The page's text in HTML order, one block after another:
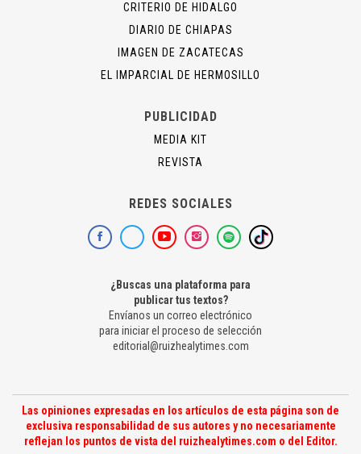
CRITERIO DE HIDALGO
DIARIO DE CHIAPAS
IMAGEN DE ZACATECAS
EL IMPARCIAL DE HERMOSILLO
PUBLICIDAD
MEDIA KIT
REVISTA
REDES SOCIALES
¿Buscas una plataforma para
publicar tus textos?
Envíanos un correo electrónico
para iniciar el proceso de selección
editorial@ruizhealytimes.com
Las opiniones expresadas en los artículos de esta página son de
exclusiva responsabilidad de sus autores y no necesariamente
reflejan los puntos de vista del ruizhealytimes.com o del Editor.